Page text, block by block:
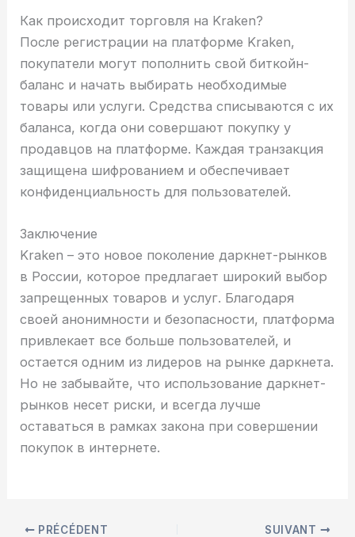
Как происходит торговля на Kraken?
После регистрации на платформе Kraken,
покупатели могут пополнить свой биткойн-
баланс и начать выбирать необходимые
товары или услуги. Средства списываются с их
баланса, когда они совершают покупку у
продавцов на платформе. Каждая транзакция
защищена шифрованием и обеспечивает
конфиденциальность для пользователей.
Заключение
Kraken – это новое поколение даркнет-рынков
в России, которое предлагает широкий выбор
запрещенных товаров и услуг. Благодаря
своей анонимности и безопасности, платформа
привлекает все больше пользователей, и
остается одним из лидеров на рынке даркнета.
Но не забывайте, что использование даркнет-
рынков несет риски, и всегда лучше
оставаться в рамках закона при совершении
покупок в интернете.
PRÉCÉDENT SUIVANT